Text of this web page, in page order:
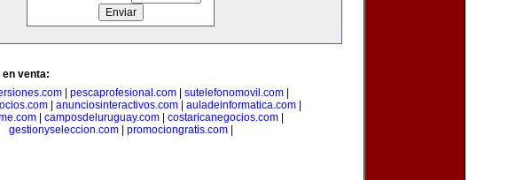
venta:
pescaprofesional.com sutelefonomovil.com
| anunciosinteractivos.com| auladeinformatica.com|
camposdeluruguay.com costaricanegocios.com
gestionyseleccion.com| promociongratis.com|